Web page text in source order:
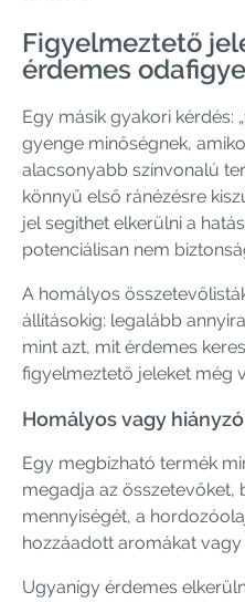
Figyelmeztető
érdemes
Egy másik gyakori kérdés:
gyenge minőségnek,
alacsonyabb színvonalú
könnyű első ránézésre
jel segíthet elkerülni a
potenciálisan nem
A homályos
állításokig: legalább
mint azt, mit érdemes
figyelmeztető jeleket még
Homályos vagy
Egy megbízható termék
megadja az összetevőket,
mennyiségét, a
hozzáadott aromákat
Ugyanígy érdemes